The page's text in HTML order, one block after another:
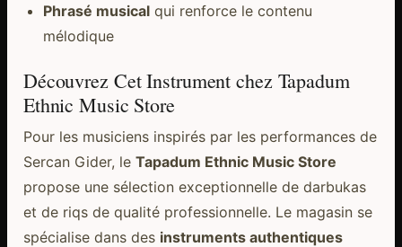
Phrasé musicalqui renforce le contenu
mélodique
Découvrez Cet Instrument chez Tapadum
Ethnic Music Store
Pour les musiciens inspirés par les performances de
Sercan Gider, le Tapadum Ethnic Music Store
propose une sélection exceptionnelle de darbukas
et de riqs de qualité professionnelle. Le magasin se
spécialise dans des instruments authentiques